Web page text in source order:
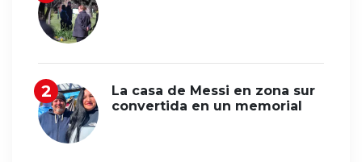
La casa de Messi en zona sur
convertida en un memorial